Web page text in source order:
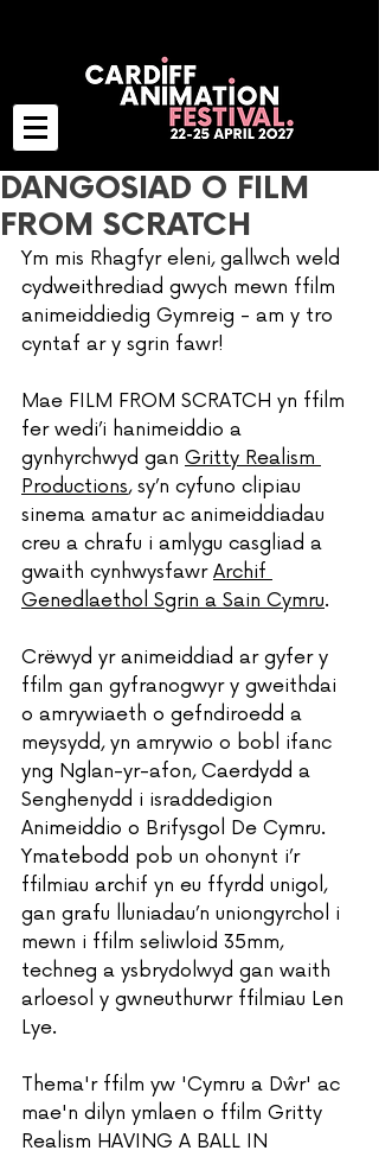
DANGOSIAD O FILM
FROM SCRATCH
Ym mis Rhagfyr eleni, gallwch weld
cydweithrediad gwych mewn ffilm
animeiddiedig Gymreig - am y tro
cyntaf ar y sgrin fawr!
Mae FILM FROM SCRATCH yn ffilm
fer wedi’i hanimeiddio a
gynhyrchwyd gan Gritty Realism
Productions, sy’n cyfuno clipiau
sinema amatur ac animeiddiadau
creu a chrafu i amlygu casgliad a
gwaith cynhwysfawr Archif
Genedlaethol Sgrin a Sain Cymru.
Crëwyd yr animeiddiad ar gyfer y
ffilm gan gyfranogwyr y gweithdai
o amrywiaeth o gefndiroedd a
meysydd, yn amrywio o bobl ifanc
yng Nglan-yr-afon, Caerdydd a
Senghenydd i israddedigion
Animeiddio o Brifysgol De Cymru.
Ymatebodd pob un ohonynt i’r
ffilmiau archif yn eu ffyrdd unigol,
gan grafu lluniadau’n uniongyrchol i
mewn i ffilm seliwloid 35mm,
techneg a ysbrydolwyd gan waith
arloesol y gwneuthurwr ffilmiau Len
Lye.
Thema'r ffilm yw 'Cymru a Dŵr' ac
mae'n dilyn ymlaen o ffilm Gritty
Realism HAVING A BALL IN